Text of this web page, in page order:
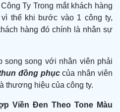
Ty Trong mắt khách hàng
thế khi bước vào 1 công ty,
hàng đó chính là nhân sự
song song với nhân viên phải
đồng phụccủa nhân viên
thương hiệu của công ty.
Viền Đen Theo Tone Màu